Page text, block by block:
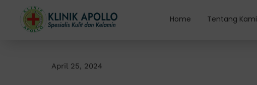
content
Home Tentang Kami
April 25, 2024